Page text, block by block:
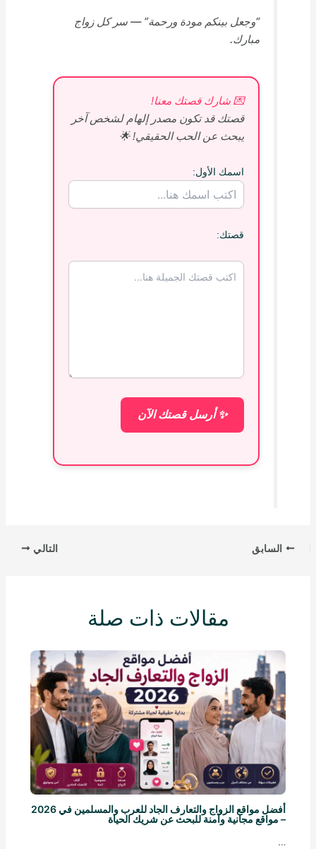
“وجعل بينكم مودة ورحمة” — سر كل زواج
مبارك.
💌 شارك قصتك معنا!
قصتك قد تكون مصدر إلهام لشخص آخر
يبحث عن الحب الحقيقي! 🌟
اسمك الأول:
قصتك:
✨ أرسل قصتك الآن
السابق التالي
مقالات ذات صلة
أفضل مواقع الزواج والتعارف الجاد للعرب والمسلمين في 2026
– مواقع مجانية وآمنة للبحث عن شريك الحياة
…